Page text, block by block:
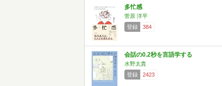
多忙感
菅原 洋平
登録
384
会話の0.2秒を言語学する
水野太貴
登録
2423